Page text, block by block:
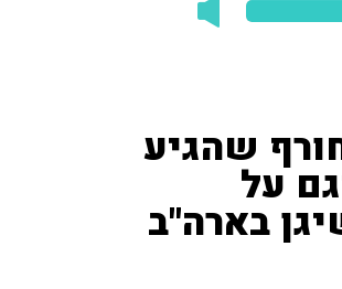
שהגיע
על
בארה"ב